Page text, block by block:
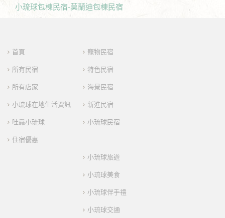
小琉球包棟民宿-莫蘭迪包棟民宿
首頁
所有民宿
所有店家
小琉球在地生活資訊
哇靠小琉球
住宿優惠
寵物民宿
特色民宿
海景民宿
新進民宿
小琉球民宿
小琉球旅遊
小琉球美食
小琉球伴手禮
小琉球交通